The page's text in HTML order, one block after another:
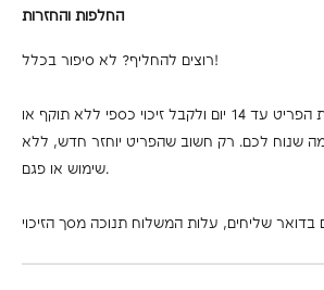
החלפות והחזרות
רוצים להחליף? לא סיפור בכלל!
אפשר להחזיר את הפריט עד 14 יום ולקבל זיכוי כספי ללא תוקף או
שנוח לכם. רק חשוב שהפריט יוחזר חדש, ללא
שימוש או פגם.